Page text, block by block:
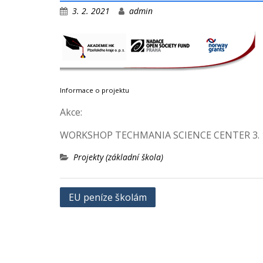
3. 2. 2021 admin
Informace o projektu
Akce:
WORKSHOP TECHMANIA SCIENCE CENTER
Projekty (základní škola)
Navigace
EU peníze školám